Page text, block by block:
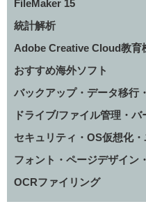
FileMaker 15
統計解析
Adobe Creative Cloud教育
おすすめ海外ソフト
バックアップ・データ移行
ドライブ/ファイル管理・
セキュリティ・OS仮想化
フォント・ページデザイン
OCRファイリング